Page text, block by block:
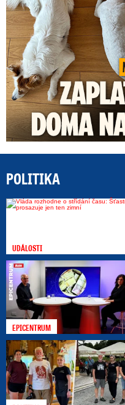
POLITIKA
UDÁLOSTI
EPICENTRUM